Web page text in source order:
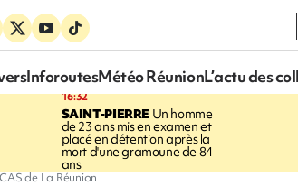
InforoutesMétéo RéunionL’actu des
16:32
SAINT-PIERREUn homme
de 23 ans mis en examen et
placé en détention après la
mort d'une gramoune de 84
ans
de La Réunion